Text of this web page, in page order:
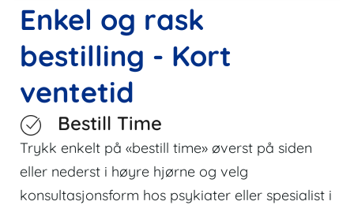
Enkel og rask
bestilling - Kort
ventetid
Bestill Time
Trykk enkelt på «bestill time» øverst på siden
eller nederst i høyre hjørne og velg
konsultasjonsform hos psykiater eller spesialist i